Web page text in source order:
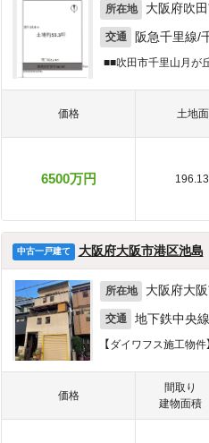
所在地 大阪府吹
交通 阪急千里線/
■■吹田市千里山月
価格 土地
6500万円
中古一戸建て 大阪府大阪市港区池島
所在地 大阪府大
交通 地下鉄中央
【ダイワフス施工物
価格
間取り
建物面積